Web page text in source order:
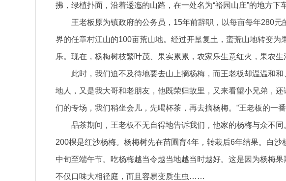
拂，绿植扑面，沿着逶迤的山路，在一处名为“裕园山庄”的地方下
王老板原为镇政府的公务员，15年前辞职，以每亩每年280
界的任章村江山的100亩荒山地。经过开垦复土，蛮荒山地转变为
乐。现在，杨梅树枝繁叶茂、果实累累，农家乐生意红火，果农生
此时，我们迫不及待地要去山上摘杨梅，而王老板却温温和
地人，又是我大哥和老朋友，他既荣归故里，又来看望小兄弟，
们的专场，我们稍坐会儿，先喝杯茶，再去摘杨梅。”王老板的一
品茶期间，王老板不无自得地告诉我们，他家的杨梅与众不同
200棵是红沙杨梅。杨梅树先在苗圃育4年，转栽后6年结果。白沙
中旬至端午节。吃杨梅越当令越当地越当时越好。这是因为杨梅
不仅口味大相径庭，而且容易变质生虫……